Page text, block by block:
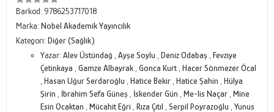
Barkod: 9786253717018
Marka: Nobel Akademik Yayıncılık
Kategori: Diğer (Sağlık)
Yazar: Alev Üstündağ Ayşe Soylu Deniz Odabaş
Fevziye
Çetinkaya
Gamze Albayrak Gonca Kurt Hacer Sönmezer Öcal
Hasan Uğur Serdaroğlu Hatice Bekir Hatice Şahin
Hülya
Şirin
İbrahim Sefa Güneş İskender Gün Me-lis Naçar Mine
Esin Ocaktan
Mücahit Eğri Rıza Çıtıl Serpil Poyrazoğlu
Yunus